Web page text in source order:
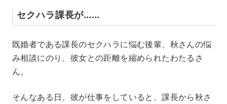
セクハラ課長が……
既婚者である課長のセクハラに悩む後輩、秋さんの悩
み相談にのり、彼女との距離を縮められたわたるさ
ん。
そんなある日、彼が仕事をしていると、課長から秋さ